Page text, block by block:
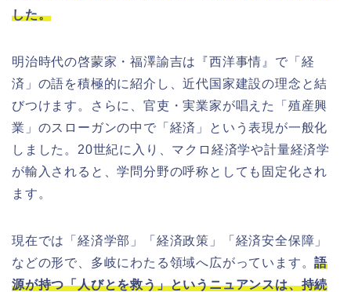
した。
明治時代の啓蒙家・福澤諭吉は『西洋事情』で「経
済」の語を積極的に紹介し、近代国家建設の理念と結
びつけます。さらに、官吏・実業家が唱えた「殖産興
業」のスローガンの中で「経済」という表現が一般化
しました。20世紀に入り、マクロ経済学や計量経済学
が輸入されると、学問分野の呼称としても固定化され
ます。
現在では「経済学部」「経済政策」「経済安全保障」
などの形で、多岐にわたる領域へ広がっています。語
源が持つ「人びとを救う」というニュアンスは、持続